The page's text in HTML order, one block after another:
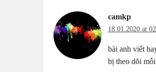
camkp
18.01.2020 at
bài anh viết
bị theo dõi